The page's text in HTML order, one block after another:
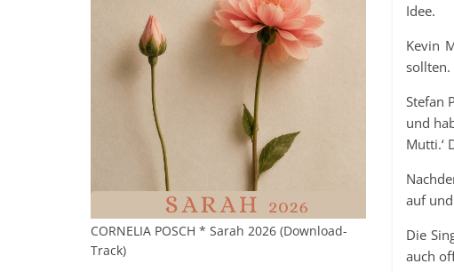
Idee.
Kevin
sollten.
Stefan
und
Mutti.‘
auf
Die
auch
CORNELIA POSCH * Sarah 2026 (Download-
Track)